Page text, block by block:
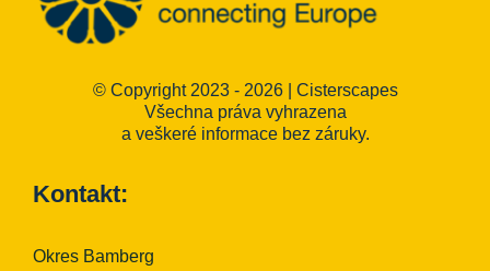
© Copyright 2023 - 2026 | Cisterscapes
Všechna práva vyhrazena
a veškeré informace bez záruky.
Kontakt:
Okres Bamberg